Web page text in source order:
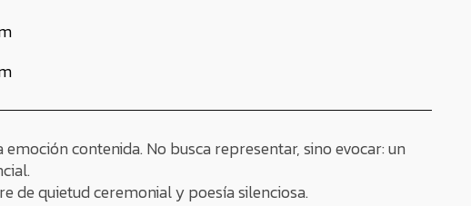
contenida. No busca representar, sino evocar: un
quietud ceremonial y poesía silenciosa.